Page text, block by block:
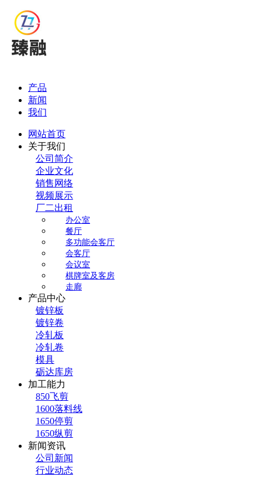
产品
新闻
我们
网站首页
关于我们
公司简介
企业文化
销售网络
视频展示
厂二出租
办公室
餐厅
多功能会客厅
会客厅
会议室
棋牌室及客房
走廊
产品中心
镀锌板
镀锌卷
冷轧板
冷轧卷
模具
砺达库房
加工能力
850飞剪
1600落料线
1650停剪
1650纵剪
新闻资讯
公司新闻
行业动态